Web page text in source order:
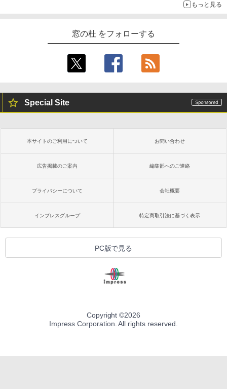
もっと見る
窓の杜 をフォローする
Special Site
本サイトのご利用について お問い合わせ
広告掲載のご案内 編集部へのご連絡
プライバシーについて 会社概要
インプレスグループ 特定商取引法に基づく表示
PC版で見る
Copyright ©2026
Impress Corporation. All rights reserved.